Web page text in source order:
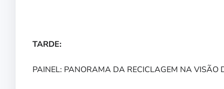
TARDE:
PAINEL: PANORAMA DA RECICLAGEM NA VISÃO